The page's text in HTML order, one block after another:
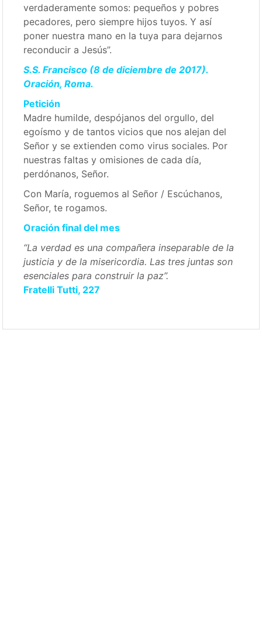
verdaderamente somos: pequeños y pobres
pecadores, pero siempre hijos tuyos. Y así
poner nuestra mano en la tuya para dejarnos
reconducir a Jesús”.
S.S. Francisco (8 de diciembre de 2017).
Oración, Roma.
Petición
Madre humilde, despójanos del orgullo, del
egoísmo y de tantos vicios que nos alejan del
Señor y se extienden como virus sociales. Por
nuestras faltas y omisiones de cada día,
perdónanos, Señor.
Con María, roguemos al Señor / Escúchanos,
Señor, te rogamos.
Oración final del mes
“La verdad es una compañera inseparable de la
justicia y de la misericordia. Las tres juntas son
esenciales para construir la paz”.
Fratelli Tutti, 227